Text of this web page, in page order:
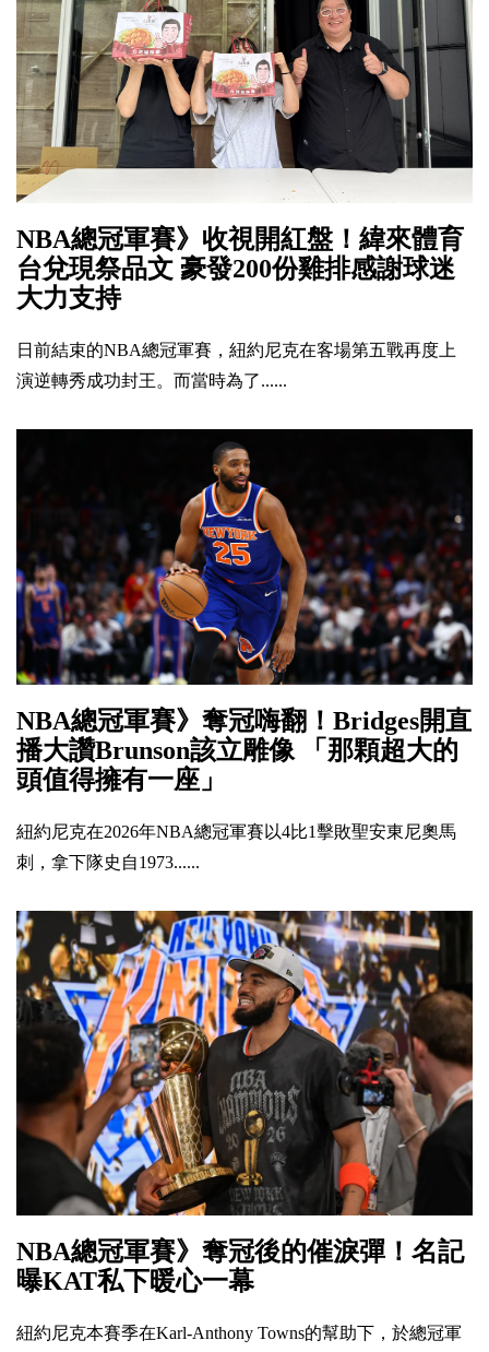
NBA總冠軍賽》收視開紅盤！緯來體育
台兌現祭品文 豪發200份雞排感謝球迷
大力支持
日前結束的NBA總冠軍賽，紐約尼克在客場第五戰再度上
演逆轉秀成功封王。而當時為了......
NBA總冠軍賽》奪冠嗨翻！Bridges開直
播大讚Brunson該立雕像 「那顆超大的
頭值得擁有一座」
紐約尼克在2026年NBA總冠軍賽以4比1擊敗聖安東尼奧馬
刺，拿下隊史自1973......
NBA總冠軍賽》奪冠後的催淚彈！名記
曝KAT私下暖心一幕
紐約尼克本賽季在Karl-Anthony Towns的幫助下，於總冠軍